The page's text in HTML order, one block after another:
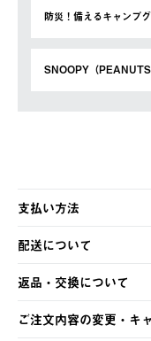
防災！備えるキャンプ
SNOOPY（
支払い方法
以下のいずれかの方法
・クレジットカード決済
・コンビニ決済
・Pay-easy決済
配送について
【発送スケジュール】
ご注文・ご入金完了よ
土日祝の発送はござい
の発送となる場合がご
返品・交換について
※お客様都合の場合
ご注文内容の変更・キ